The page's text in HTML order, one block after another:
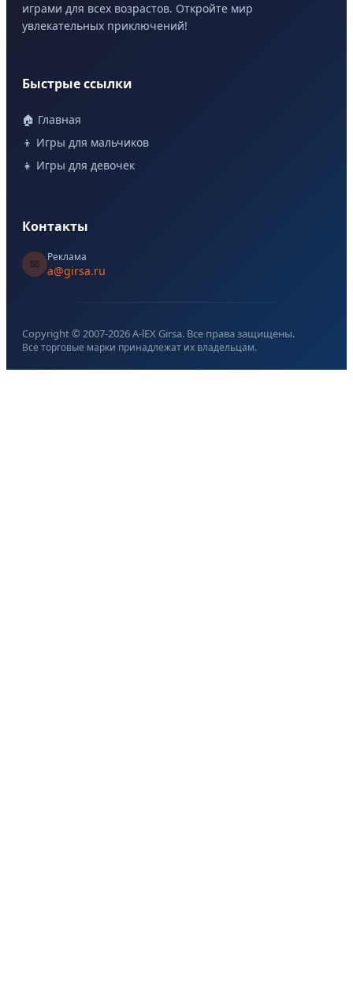
играми для всех возрастов. Откройте мир
увлекательных приключений!
Быстрые ссылки
🏠 Главная
👦 Игры для мальчиков
👧 Игры для девочек
Контакты
📧
Реклама
a@girsa.ru
Copyright © 2007-2026A-lEX Girsa. Все права защищены.
Все торговые марки принадлежат их владельцам.